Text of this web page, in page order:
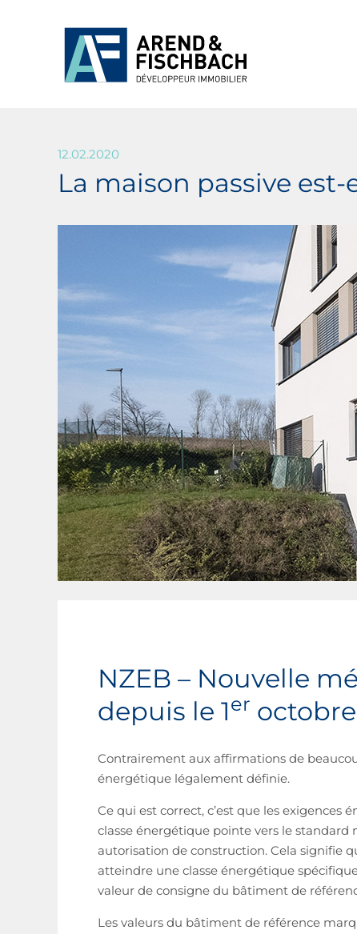
12.02.2020
La maison passive
NZEB – Nouvelle
depuis le 1er octobre
Contrairement aux affirmations de
énergétique légalement définie.
Ce qui est correct, c’est que les
classe énergétique pointe vers le standard
autorisation de construction. Cela signifie
atteindre une classe énergétique
valeur de consigne du bâtiment de
Les valeurs du bâtiment de référence